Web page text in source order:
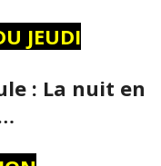
JEUDI
: La nuit en